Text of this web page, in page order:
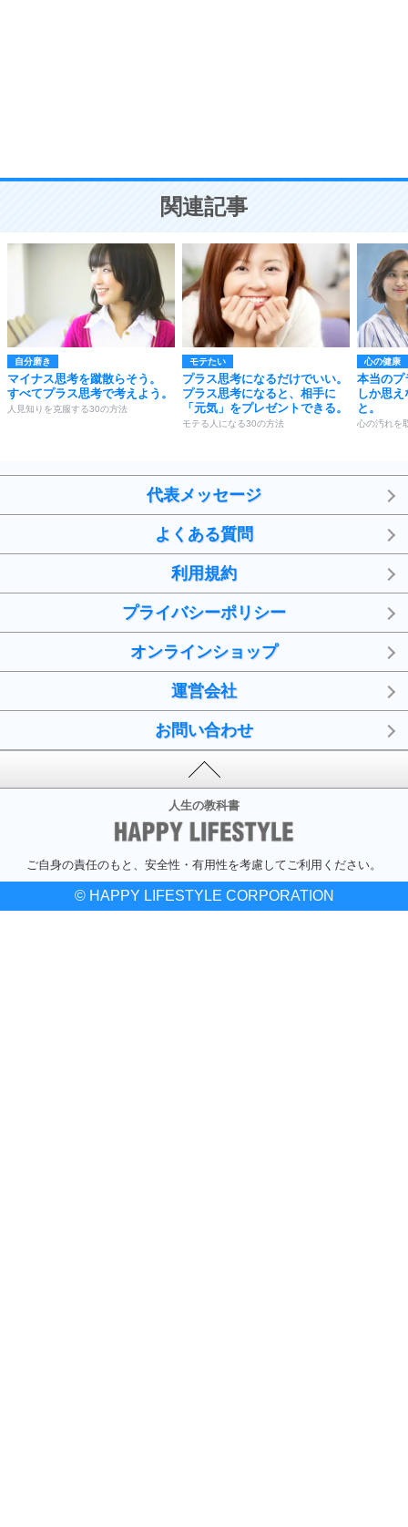
ことが大切。
関連記事
自分磨き
マイナス思考を蹴散らそう。
すべてプラス思考で考えよう。
人見知りを克服する30の方法
モテたい
プラス思考になるだけでいい。
プラス思考になると、相手に
「元気」をプレゼントできる。
モテる人になる30の方法
心の健康
本当のプ
しか思
と。
心の汚れを
代表メッセージ
よくある質問
利用規約
プライバシーポリシー
オンラインショップ
運営会社
お問い合わせ
人生の教科書
ご自身の責任のもと、安全性・有用性を考慮してご利用ください。
© HAPPY LIFESTYLE CORPORATION